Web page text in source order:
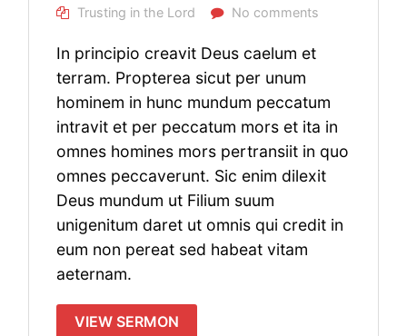
Trusting in the Lord
No comments
In principio creavit Deus caelum et
terram. Propterea sicut per unum
hominem in hunc mundum peccatum
intravit et per peccatum mors et ita in
omnes homines mors pertransiit in quo
omnes peccaverunt. Sic enim dilexit
Deus mundum ut Filium suum
unigenitum daret ut omnis qui credit in
eum non pereat sed habeat vitam
aeternam.
VIEW SERMON